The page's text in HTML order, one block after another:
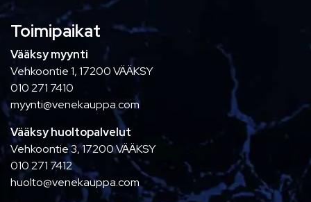
Toimipaikat
Vääksy myynti
Vehkoontie 1, 17200 VÄÄKSY
010 271 7410
myynti@venekauppa.com
Vääksy huoltopalvelut
Vehkoontie 3, 17200 VÄÄKSY
010 271 7412
huolto@venekauppa.com